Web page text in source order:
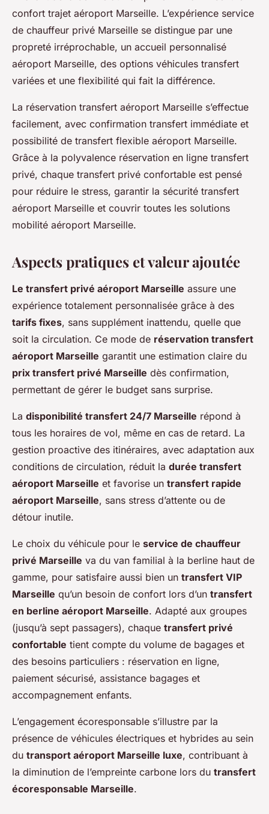
confort trajet aéroport Marseille. L’expérience service
de chauffeur privé Marseille se distingue par une
propreté irréprochable, un accueil personnalisé
aéroport Marseille, des options véhicules transfert
variées et une flexibilité qui fait la différence.
La réservation transfert aéroport Marseille s’effectue
facilement, avec confirmation transfert immédiate et
possibilité de transfert flexible aéroport Marseille.
Grâce à la polyvalence réservation en ligne transfert
privé, chaque transfert privé confortable est pensé
pour réduire le stress, garantir la sécurité transfert
aéroport Marseille et couvrir toutes les solutions
mobilité aéroport Marseille.
Aspects pratiques et valeur ajoutée
Le transfert privé aéroport Marseille assure une
expérience totalement personnalisée grâce à des
tarifs fixes, sans supplément inattendu, quelle que
soit la circulation. Ce mode de réservation transfert
aéroport Marseille garantit une estimation claire du
prix transfert privé Marseille dès confirmation,
permettant de gérer le budget sans surprise.
La disponibilité transfert 24/7 Marseille répond à
tous les horaires de vol, même en cas de retard. La
gestion proactive des itinéraires, avec adaptation aux
conditions de circulation, réduit la durée transfert
aéroport Marseille et favorise un transfert rapide
aéroport Marseille, sans stress d’attente ou de
détour inutile.
Le choix du véhicule pour le service de chauffeur
privé Marseille va du van familial à la berline haut de
gamme, pour satisfaire aussi bien un transfert VIP
Marseille qu’un besoin de confort lors d’un transfert
en berline aéroport Marseille. Adapté aux groupes
(jusqu’à sept passagers), chaque transfert privé
confortable tient compte du volume de bagages et
des besoins particuliers : réservation en ligne,
paiement sécurisé, assistance bagages et
accompagnement enfants.
L’engagement écoresponsable s’illustre par la
présence de véhicules électriques et hybrides au sein
du transport aéroport Marseille luxe, contribuant à
la diminution de l’empreinte carbone lors du transfert
écoresponsable Marseille.